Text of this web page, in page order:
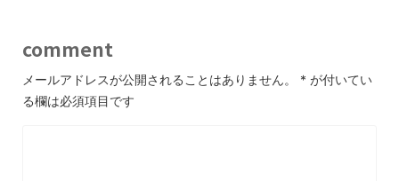
comment
メールアドレスが公開されることはありません。 * が付いてい
る欄は必須項目です